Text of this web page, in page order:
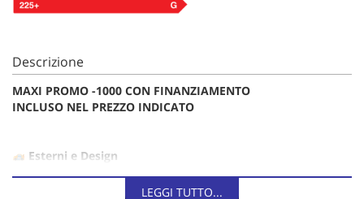
Descrizione
MAXI PROMO -1000 CON FINANZIAMENTO
INCLUSO NEL PREZZO INDICATO
Esterni e Design
Black Pack
LEGGI TUTTO...